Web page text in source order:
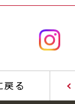
戻る